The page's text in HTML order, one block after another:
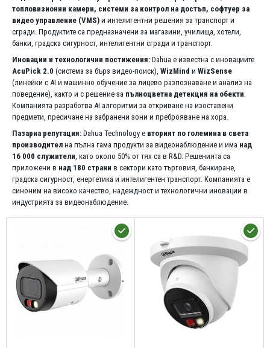
топловизионни камери, системи за контрол на достъп, софтуер за
видео управление (VMS) и интелигентни решения за транспорт и
сгради. Продуктите са предназначени за магазини, училища, хотели,
банки, градска сигурност, интелигентни сгради и транспорт.
Иновации и технологични постижения: Dahua е известна с иновациите
AcuPick 2.0 (система за бърз видео-поиск), WizMind и WizSense
(линейки с AI и машинно обучение за лицево разпознаване и анализ на
поведение), както и с решение за пълноцветна детекция на обекти.
Компанията разработва AI алгоритми за откриване на изоставени
предмети, пресичане на забранени зони и преброяване на хора.
Пазарна репутация: Dahua Technology е вторият по големина в света
производител на пълна гама продукти за видеонаблюдение и има над
16 000 служители, като около 50% от тях са в R&D. Решенията са
приложени в над 180 страни в сектори като търговия, банкиране,
градска сигурност, енергетика и интелигентен транспорт. Компанията е
синоним на високо качество, надеждност и технологични иновации в
индустрията за видеонаблюдение.